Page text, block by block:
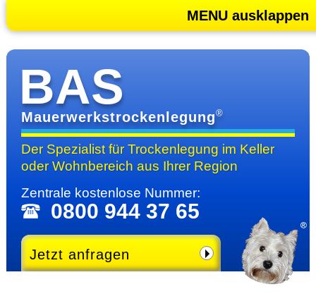
MENU ausklappen
BAS
Mauerwerkstrockenlegung®
Der Spezialist für Trocken­legung im Keller
oder Wohn­bereichaus Ihrer Region
Zentrale kosten­lose Nummer:
0800 944 37 65
Jetzt anfragen